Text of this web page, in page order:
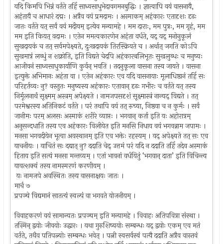
यदि किमपि भिन्नं वर्तते तर्हि साध्वसाधुभेदावगमनबुद्धिः । ज्ञात्वापि वयं वासनायै,
अहंतायै च आधारं दद्मः । अत्रैव वयं प्रमदामः । अस्माकम् अहंकारः एतादृशः दृढः
जातः वर्तते यत् सर्वं वयं मदीयम् इत्येव मन्यामहे । मम दाराः, मम पुत्रः, मम गृहं, मम
मम इति कियत् वदामः । एतेन ममत्वकारणेन अहंता वर्धते, यद् यद् मनोनुकूलं
सुखदायकं च तत् सर्वमपेक्ष्यते, दुःखदायकं तिरस्क्रियते च । अर्थात् जगति कोऽपि
सुखमात्रं लब्धुं न शक्नोति, इति विद्यते चेदपि अहंकारबलिभूतः सुखलुब्धः च मनुष्यः
आजीवनं साध्वसाधुकार्याणि कुर्वन् भवति । तदनुकूला वासना तस्य जायते । वासना
इत्युक्ते अभिमानः अहंता वा । एतेन अहंकारः एव यदि वासनायाः मूलाधिष्ठानं तर्हि सः
परिहर्तव्यः नु? वस्तुतः मनुष्यस्य अहंकारः एतावान् दृढः गभीरः च वर्तते यत् तस्य
निर्मूलनार्थं सूक्ष्मम् अस्त्रम् अपेक्ष्यते । नामजपसदृशं सूक्ष्मास्त्रं नान्यद् विद्यते । तत्
परमेश्वरस्य अतिनिकटं वर्तते । परं तथापि वयं तत् रुच्या, निष्ठया च न कुर्मः । सर्वं
जानीमः परम् अलसः अस्माकं शरीरे व्याप्तः । भगवान् कर्ता इति यः अहोरात्रम्
अनुसन्दधाति तस्य एव अहंकारः विलीयेत इति मनसि निधाय वयं भगवन्नाम जपामः ।
मनसा भगवदीयेन भूत्वा अवस्थानम् इति एव भक्तेः रहस्यम् । यद् अपेक्ष्यते तत् सः एव
याचनीयः । याचितं सः दद्यात् नु? ददाति चेद् उत्तमं परं यदि न ददाति तर्हि तदेव अस्माकं
हिताय इति सत्यं मनसा मन्तव्यम् । एतां भावनां वर्धयितुं ‘भगवान् दाता’ इति विचिन्त्य
यावत्शक्यं तस्य नामस्मरणं करणीयम् ।
यः नामजपे अवस्थितः तस्य वासनाक्षयः जातः ।
मार्च ७
प्रपञ्चे विद्यमानं सातत्यं स्वल्पं वा भगवते योजनीयम् ।
विवाहकरणं वयं सामान्यतः प्रपञ्चम् इति मन्यामहे । विवाहः अतिपवित्रा संस्था ।
तस्मिन् द्वयोः जीवयोः उद्धारः । यथा गुरुशिष्ययोः सम्बन्धः यद् द्वयोः एकम् एव मतं
वर्तते, तथैव पतिपत्न्योः सम्बन्धः भवेत् । पत्नी स्वसर्वस्वं पत्यै ददाति अत्रैव वास्तवं